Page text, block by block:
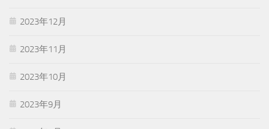
2023年12月
2023年11月
2023年10月
2023年9月